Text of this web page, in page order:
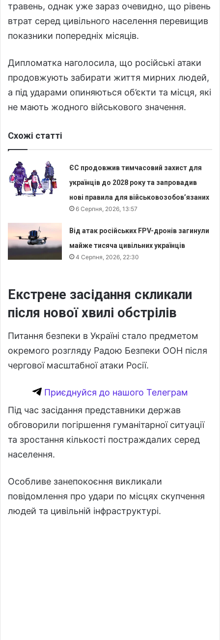
травень, однак уже зараз очевидно, що рівень
втрат серед цивільного населення перевищив
показники попередніх місяців.
Дипломатка наголосила, що російські атаки
продовжують забирати життя мирних людей,
а під ударами опиняються об’єкти та місця, які
не мають жодного військового значення.
Схожі статті
ЄС продовжив тимчасовий захист для
українців до 2028 року та запровадив
нові правила для військовозобов’язаних
6 Серпня, 2026, 13:57
Від атак російських FPV-дронів загинули
майже тисяча цивільних українців
4 Серпня, 2026, 22:30
Екстрене засідання скликали
після нової хвилі обстрілів
Питання безпеки в Україні стало предметом
окремого розгляду Радою Безпеки ООН після
чергової масштабної атаки Росії.
Приєднуйся до нашого Телеграм
Під час засідання представники держав
обговорили погіршення гуманітарної ситуації
та зростання кількості постраждалих серед
населення.
Особливе занепокоєння викликали
повідомлення про удари по місцях скупчення
людей та цивільній інфраструктурі.